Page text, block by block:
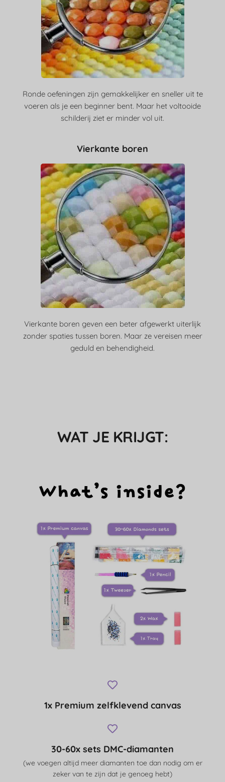
Ronde oefeningen zijn gemakkelijker en sneller uit te
voeren als je een beginner bent. Maar het voltooide
schilderij ziet er minder vol uit.
Vierkante boren
Vierkante boren geven een beter afgewerkt uiterlijk
zonder spaties tussen boren. Maar ze vereisen meer
geduld en behendigheid.
WAT JE KRIJGT:
1x Premium zelfklevend canvas
30-60x sets DMC-diamanten
(we voegen altijd meer diamanten toe dan nodig om er
zeker van te zijn dat je genoeg hebt)